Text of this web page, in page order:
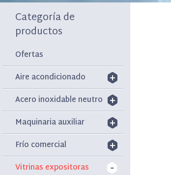
Categoría de
productos
Ofertas
Aire acondicionado
Acero inoxidable neutro
Maquinaria auxiliar
Frío comercial
Vitrinas expositoras